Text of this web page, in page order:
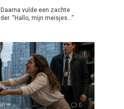
vulde een zachte
“Hallo, mijn meisjes…”
0